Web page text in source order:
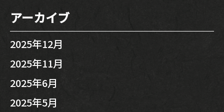
アーカイブ
2025年12月
2025年11月
2025年6月
2025年5月